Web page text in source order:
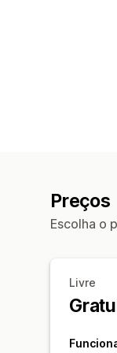
Preços
Escolha o
Livre